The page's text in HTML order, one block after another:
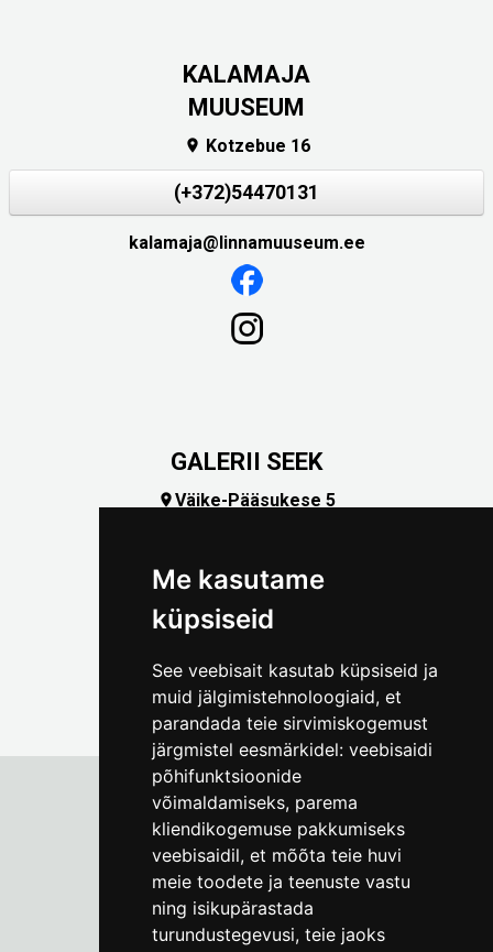
Me kasutame
küpsiseid
See veebisait kasutab küpsiseid ja
muid jälgimistehnoloogiaid, et
parandada teie sirvimiskogemust
järgmistel eesmärkidel: veebisaidi
põhifunktsioonide
võimaldamiseks, parema
kliendikogemuse pakkumiseks
veebisaidil, et mõõta teie huvi
meie toodete ja teenuste vastu
ning isikupärastada
turundustegevusi, teie jaoks
KALAMAJA
MUUSEUM
 Kotzebue 16
(+372)54470131
kalamaja@linnamuuseum.ee
GALERII SEEK
Väike-Pääsukese 5
Tallinna Linnamuuseum
Vene 17
E-R kell 9-17(+372) 610 4178